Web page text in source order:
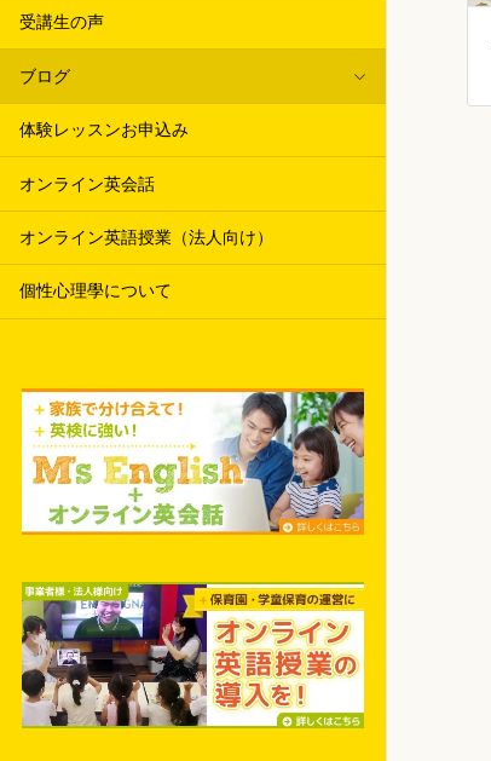
受講生の声
ブログ
体験レッスンお申込み
オンライン英会話
オンライン英語授業（法人向け）
個性心理學について